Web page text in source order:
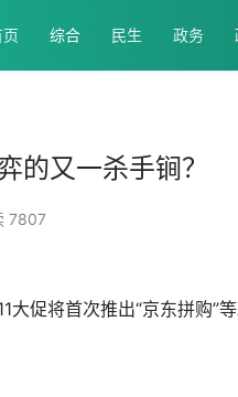
综合 民生 政务
的又一杀手锏？
7807